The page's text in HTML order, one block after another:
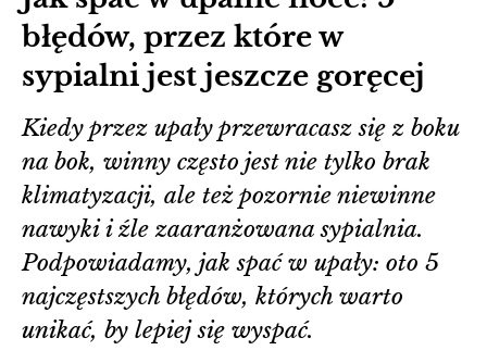
błędów, przez które w
sypialni jest jeszcze goręcej
Kiedy przez upały przewracasz się z boku
na bok, winny często jest nie tylko brak
klimatyzacji, ale też pozornie niewinne
nawyki i źle zaaranżowana sypialnia.
Podpowiadamy, jak spać w upały: oto 5
najczęstszych błędów, których warto
unikać, by lepiej się wyspać.